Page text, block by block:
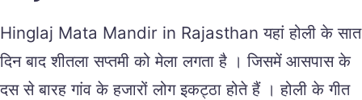
Hinglaj Mata Mandir in Rajasthan यहां होली के सात
दिन बाद शीतला सप्तमी को मेला लगता है । जिसमें आसपास के
दस से बारह गांव के हजारों लोग इकट्ठा होते हैं । होली के गीत